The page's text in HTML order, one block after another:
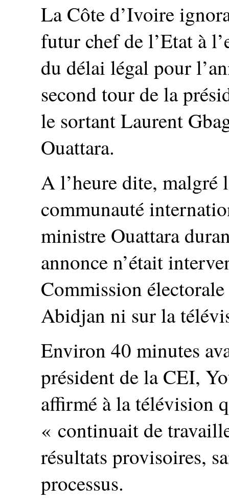
La Côte d’Ivoire
futur chef de l’Etat à
du délai légal pour
second tour de la
le sortant Laurent
Ouattara.
A l’heure dite, malgré
communauté
ministre Ouattara
annonce n’était
Commission
Abidjan ni sur la
Environ 40 minutes
président de la CEI,
affirmé à la télévision
« continuait de
résultats provisoires,
processus.